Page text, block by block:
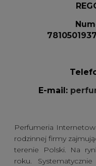
E-mail:
Perfumeria
rodzinnej firmy
terenie Polski. Na
roku.